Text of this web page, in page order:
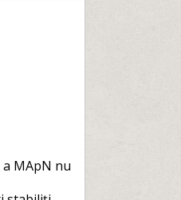
MApN nu